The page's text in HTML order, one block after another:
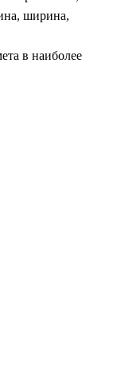
ширина,
в наиболее